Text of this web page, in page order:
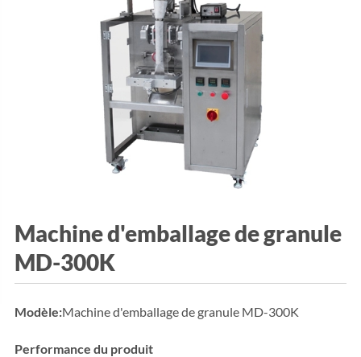
Machine d'emballage de granule
MD-300K
Modèle:Machine d'emballage de granule MD-300K
Performance du produit